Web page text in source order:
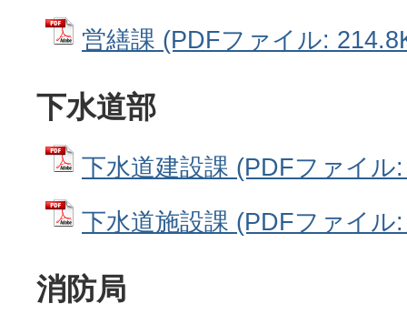
営繕課 (PDFファイル:
下水道部
下水道建設課 (PDFファイル
下水道施設課 (PDFファイル
消防局